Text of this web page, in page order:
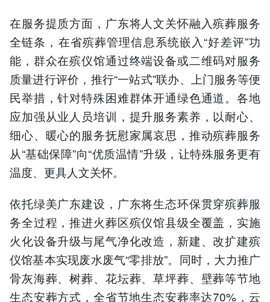
在服务提质方面，广东将人文关怀融入殡葬服务
全链条，在省殡葬管理信息系统嵌入“好差评”功
能，群众在殡仪馆通过终端设备或二维码对服务
质量进行评价，推行“一站式”联办、上门服务等便
民举措，针对特殊困难群体开通绿色通道。各地
应加强从业人员培训，提升服务素养，以耐心、
细心、暖心的服务抚慰家属哀思，推动殡葬服务
从“基础保障”向“优质温情”升级，让特殊服务更有
温度、更具人文关怀。
依托绿美广东建设，广东将生态环保贯穿殡葬服
务全过程，推进火葬区殡仪馆县级全覆盖，实施
火化设备升级与尾气净化改造，新建、改扩建殡
仪馆基本实现废水废气“零排放”。同时，大力推广
骨灰海葬、树葬、花坛葬、草坪葬、壁葬等节地
生态安葬方式，全省节地生态安葬率达70%，云